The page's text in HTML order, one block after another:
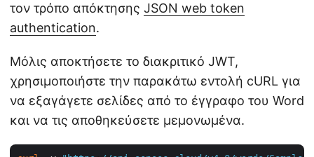
τον τρόπο απόκτησης JSON web token
authentication.
Μόλις αποκτήσετε το διακριτικό JWT,
χρησιμοποιήστε την παρακάτω εντολή cURL για
να εξαγάγετε σελίδες από το έγγραφο του Word
και να τις αποθηκεύσετε μεμονωμένα.